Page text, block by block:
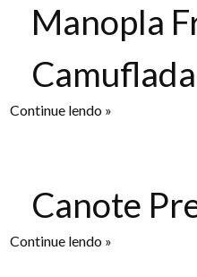
Manopla
Camuflada
Continue lendo »
Canote
Continue lendo »